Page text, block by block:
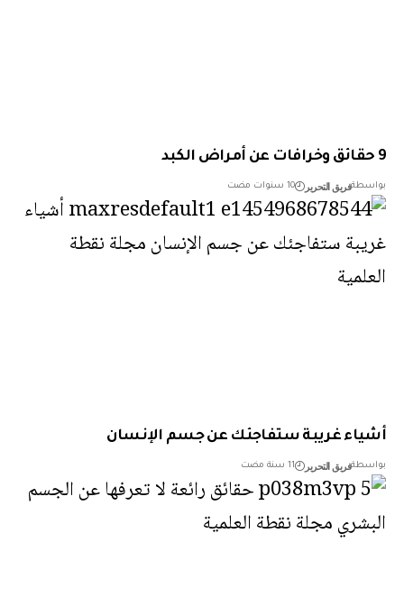
فريق التحرير 10 سنوات مضت
غريبة ستفاجئك عن جسم الإنسان
فريق التحرير 11 سنة مضت